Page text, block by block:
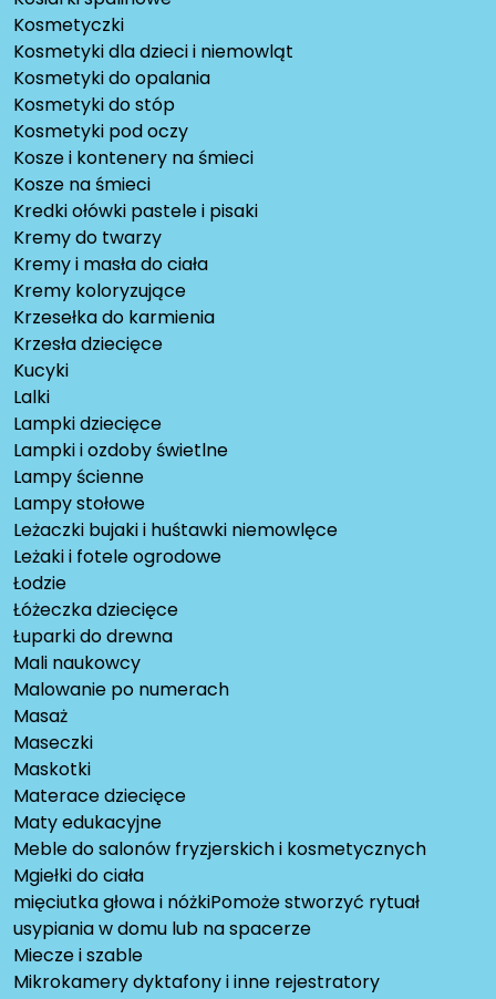
Kosmetyczki
Kosmetyki dla dzieci i niemowląt
Kosmetyki do opalania
Kosmetyki do stóp
Kosmetyki pod oczy
Kosze i kontenery na śmieci
Kosze na śmieci
Kredki ołówki pastele i pisaki
Kremy do twarzy
Kremy i masła do ciała
Kremy koloryzujące
Krzesełka do karmienia
Krzesła dziecięce
Kucyki
Lalki
Lampki dziecięce
Lampki i ozdoby świetlne
Lampy ścienne
Lampy stołowe
Leżaczki bujaki i huśtawki niemowlęce
Leżaki i fotele ogrodowe
Łodzie
Łóżeczka dziecięce
Łuparki do drewna
Mali naukowcy
Malowanie po numerach
Masaż
Maseczki
Maskotki
Materace dziecięce
Maty edukacyjne
Meble do salonów fryzjerskich i kosmetycznych
Mgiełki do ciała
mięciutka głowa i nóżkiPomoże stworzyć rytuał
usypiania w domu lub na spacerze
Miecze i szable
Mikrokamery dyktafony i inne rejestratory